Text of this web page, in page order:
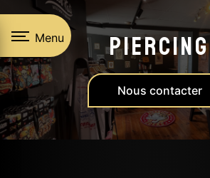
Menu Piercing
Nous contacter
Panneau de gestion des cookies